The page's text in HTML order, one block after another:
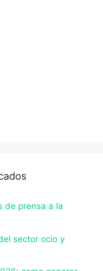
de prensa a la
sector ocio y